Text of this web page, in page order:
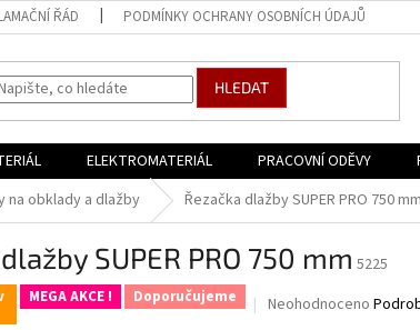
ŘÁD PODMÍNKY OCHRANY OSOBNÍCH ÚDAJŮ
HLEDAT
ELEKTROMATERIÁL PRACOVNÍ ODĚVY
na obklady a dlažby Řezačka dlažby SUPER PRO 750 mm
SUPER PRO 750 mm 5225
MEGA AKCE ! Doporučujeme
Průměrné
Neohodnoceno